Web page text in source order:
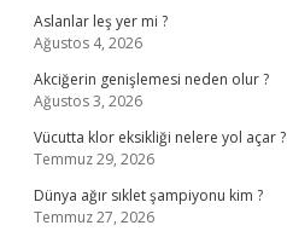
Aslanlar leş yer mi ?
Ağustos 4, 2026
Akciğerin genişlemesi neden olur ?
Ağustos 3, 2026
Vücutta klor eksikliği nelere yol açar ?
Temmuz 29, 2026
Dünya ağır sıklet şampiyonu kim ?
Temmuz 27, 2026